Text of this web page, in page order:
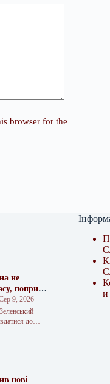
browser for the
не
попри
9, 2026
до
Кремль
нові
и